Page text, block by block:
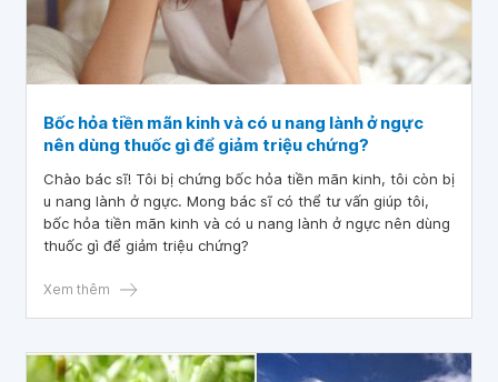
Bốc hỏa tiền mãn kinh và có u nang lành ở ngực
nên dùng thuốc gì để giảm triệu chứng?
Chào bác sĩ! Tôi bị chứng bốc hỏa tiền mãn kinh, tôi còn bị
u nang lành ở ngực. Mong bác sĩ có thể tư vấn giúp tôi,
bốc hỏa tiền mãn kinh và có u nang lành ở ngực nên dùng
thuốc gì để giảm triệu chứng?
Xem thêm